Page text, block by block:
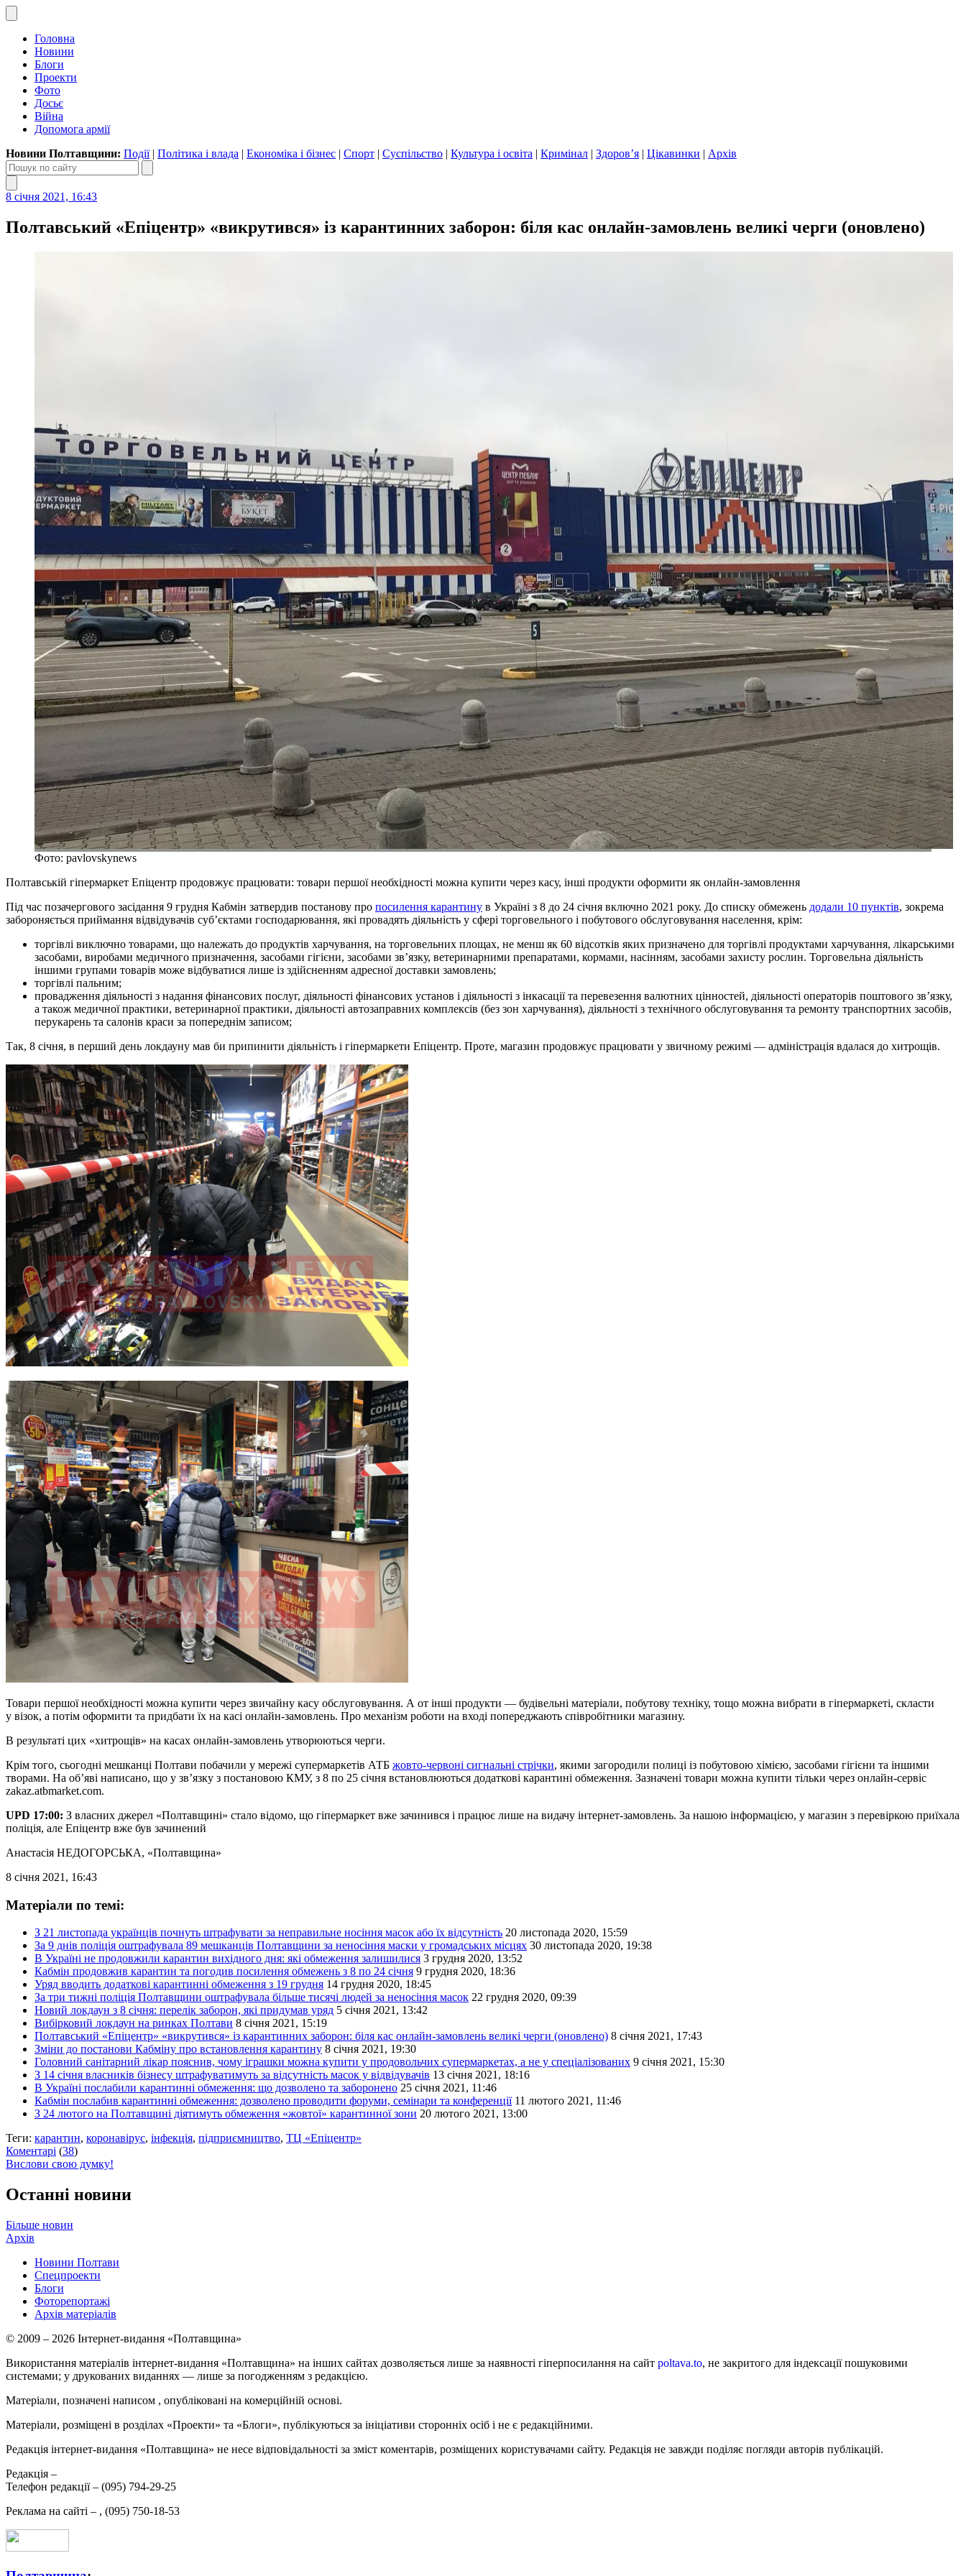
Головна
Новини
Блоги
Проекти
Фото
Досьє
Війна
Допомога армії
Новини Полтавщини: Події| Політика і влада | Економіка і бізнес | Спорт | Суспільство | Культура і освіта | Кримінал | Здоров’я | Цікавинки | Архів
8 січня 2021, 16:43
Полтавський «Епіцентр» «викрутився» із карантинних заборон: біля кас онлайн-замовлень великі черги (оновлено)
Фото: pavlovskynews
Полтавській гіпермаркет Епіцентр продовжує працювати: товари першої необхідності можна купити через касу, інші продукти оформити як онлайн-замовлення
Під час позачергового засідання 9 грудня Кабмін затвердив постанову про посилення карантину в Україні з 8 до 24 січня включно 2021 року. До списку обмежень додали 10 пунктів, зокрема
забороняється приймання відвідувачів суб’єктами господарювання, які провадять діяльність у сфері торговельного і побутового обслуговування населення, крім:
торгівлі виключно товарами, що належать до продуктів харчування, на торговельних площах, не менш як 60 відсотків яких призначено для торгівлі продуктами харчування, лікарськими
засобами, виробами медичного призначення, засобами гігієни, засобами зв’язку, ветеринарними препаратами, кормами, насінням, засобами захисту рослин. Торговельна діяльність
іншими групами товарів може відбуватися лише із здійсненням адресної доставки замовлень;
торгівлі пальним;
провадження діяльності з надання фінансових послуг, діяльності фінансових установ і діяльності з інкасації та перевезення валютних цінностей, діяльності операторів поштового зв’язку,
а також медичної практики, ветеринарної практики, діяльності автозаправних комплексів (без зон харчування), діяльності з технічного обслуговування та ремонту транспортних засобів,
перукарень та салонів краси за попереднім записом;
Так, 8 січня, в перший день локдауну мав би припинити діяльність і гіпермаркети Епіцентр. Проте, магазин продовжує працювати у звичному режимі — адміністрація вдалася до хитрощів.
Товари першої необхідності можна купити через звичайну касу обслуговування. А от інші продукти — будівельні матеріали, побутову техніку, тощо можна вибрати в гіпермаркеті, скласти
у візок, а потім оформити та придбати їх на касі онлайн-замовлень. Про механізм роботи на вході попереджають співробітники магазину.
В результаті цих «хитрощів» на касах онлайн-замовлень утворюються черги.
Крім того, сьогодні мешканці Полтави побачили у мережі супермаркетів АТБ жовто-червоні сигнальні стрічки, якими загородили полиці із побутовою хімією, засобами гігієни та іншими
творами. На об’яві написано, що у зв’язку з постановою КМУ, з 8 по 25 січня встановлюються додаткові карантині обмеження. Зазначені товари можна купити тільки через онлайн-сервіс
zakaz.atbmarket.com.
UPD 17:00: З власних джерел «Полтавщині» стало відомо, що гіпермаркет вже зачинився і працює лише на видачу інтернет-замовлень. За нашою інформацією, у магазин з перевіркою приїхала
поліція, але Епіцентр вже був зачинений
Анастасія НЕДОГОРСЬКА, «Полтавщина»
8 січня 2021, 16:43
Матеріали по темі:
З 21 листопада українців почнуть штрафувати за неправильне носіння масок або їх відсутність 20 листопада 2020, 15:59
За 9 днів поліція оштрафувала 89 мешканців Полтавщини за неносіння маски у громадських місцях 30 листопада 2020, 19:38
В Україні не продовжили карантин вихідного дня: які обмеження залишилися 3 грудня 2020, 13:52
Кабмін продовжив карантин та погодив посилення обмежень з 8 по 24 січня 9 грудня 2020, 18:36
Уряд вводить додаткові карантинні обмеження з 19 грудня 14 грудня 2020, 18:45
За три тижні поліція Полтавщини оштрафувала більше тисячі людей за неносіння масок 22 грудня 2020, 09:39
Новий локдаун з 8 січня: перелік заборон, які придумав уряд 5 січня 2021, 13:42
Вибірковий локдаун на ринках Полтави 8 січня 2021, 15:19
Полтавський «Епіцентр» «викрутився» із карантинних заборон: біля кас онлайн-замовлень великі черги (оновлено) 8 січня 2021, 17:43
Зміни до постанови Кабміну про встановлення карантину 8 січня 2021, 19:30
Головний санітарний лікар пояснив, чому іграшки можна купити у продовольчих супермаркетах, а не у спеціалізованих 9 січня 2021, 15:30
З 14 січня власників бізнесу штрафуватимуть за відсутність масок у відвідувачів 13 січня 2021, 18:16
В Україні послабили карантинні обмеження: що дозволено та заборонено 25 січня 2021, 11:46
Кабмін послабив карантинні обмеження: дозволено проводити форуми, семінари та конференції 11 лютого 2021, 11:46
З 24 лютого на Полтавщині діятимуть обмеження «жовтої» карантинної зони 20 лютого 2021, 13:00
Теги: карантин, коронавірус, інфекція, підприємництво, ТЦ «Епіцентр»
Коментарі (38)
Вислови свою думку!
Останні новини
Більше новин
Архів
Новини Полтави
Спецпроекти
Блоги
Фоторепортажі
Архів матеріалів
© 2009 – 2026 Інтернет-видання «Полтавщина»
Використання матеріалів інтернет-видання «Полтавщина» на інших сайтах дозволяється лише за наявності гіперпосилання на сайт poltava.to, не закритого для індексації пошуковими
системами; у друкованих виданнях — лише за погодженням з редакцією.
Матеріали, позначені написом , опубліковані на комерційній основі.
Матеріали, розміщені в розділах «Проекти» та «Блоги», публікуються за ініціативи сторонніх осіб і не є редакційними.
Редакція інтернет-видання «Полтавщина» не несе відповідальності за зміст коментарів, розміщених користувачами сайту. Редакція не завжди поділяє погляди авторів публікацій.
Редакція –
Телефон редакції – (095) 794-29-25
Реклама на сайті – , (095) 750-18-53